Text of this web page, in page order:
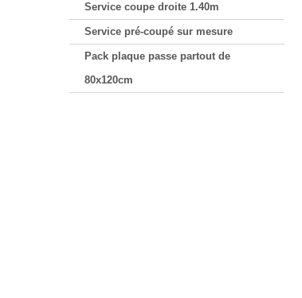
Service coupe droite 1.40m
Service pré-coupé sur mesure
Pack plaque passe partout de
80x120cm